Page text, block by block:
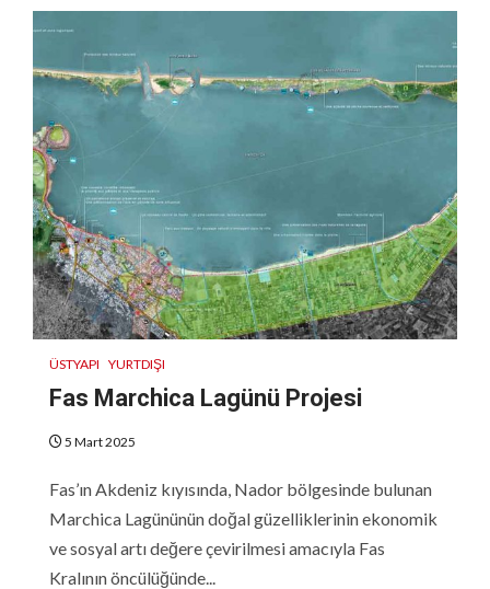
ÜSTYAPI YURTDIŞI
Fas Marchica Lagünü Projesi
5 Mart 2025
Fas’ın Akdeniz kıyısında, Nador bölgesinde bulunan
Marchica Lagününün doğal güzelliklerinin ekonomik
ve sosyal artı değere çevirilmesi amacıyla Fas
Kralının öncülüğünde...